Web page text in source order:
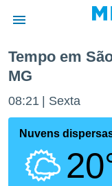
da
foi
para
fornecidas
Tempo em
MG
08:21 Sexta
Nuvens